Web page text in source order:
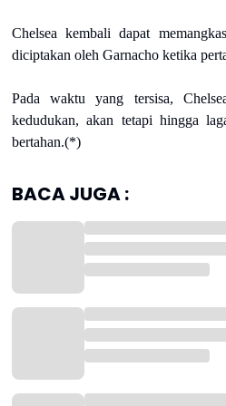
Chelsea kembali dapat
diciptakan oleh Garnacho ketika
Pada waktu yang tersisa,
kedudukan, akan tetapi hingga
bertahan.(*)
BACA JUGA :